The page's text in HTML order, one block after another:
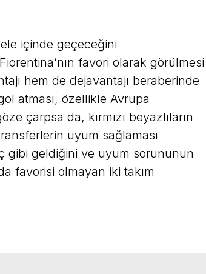
içinde geçeceğini
favori olarak görülmesi
hem de dejavantajı beraberinde
atması, özellikle Avrupa
çarpsa da, kırmızı beyazlıların
uyum sağlaması
gibi geldiğini ve uyum sorununun
favorisi olmayan iki takım